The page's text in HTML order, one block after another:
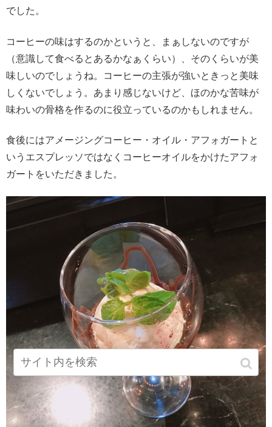
でした。
コーヒーの味はするのかというと、まぁしないのですが
（意識して食べるとあるかなぁくらい）、そのくらいが美
味しいのでしょうね。コーヒーの主張が強いときっと美味
しくないでしょう。あまり感じないけど、ほのかな苦味が
味わいの骨格を作るのに役立っているのかもしれません。
食後にはアメージングコーヒー・オイル・アフォガートと
いうエスプレッソではなくコーヒーオイルをかけたアフォ
ガートをいただきました。